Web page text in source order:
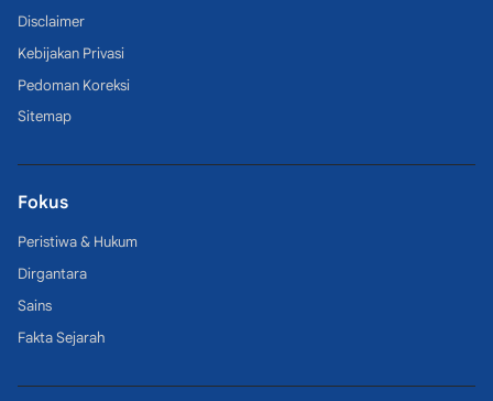
Disclaimer
Kebijakan Privasi
Pedoman Koreksi
Sitemap
Fokus
Peristiwa & Hukum
Dirgantara
Sains
Fakta Sejarah